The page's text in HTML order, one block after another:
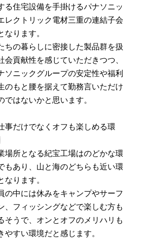
る住宅設備を手掛けるパナソニッ
レクトリック電材三重の連結子会
なります。
ちの暮らしに密接した製品群を扱
会貢献性を感じていただきつつ、
ソニックグループの安定性や福利
のもと腰を据えて勤務言いただけ
ではないかと思います。
事だけでなくオフも楽しめる環
場所となる紀宝工場はのどかな環
もあり、山と海のどちらも近い環
なります。
の中には休みをキャンプやサーフ
、フィッシングなどで楽しむ方も
そうで、オンとオフのメリハリも
やすい環境だと感じます。